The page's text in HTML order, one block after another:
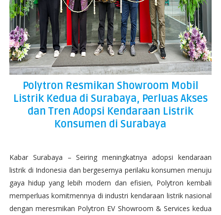
Polytron Resmikan Showroom Mobil
Listrik Kedua di Surabaya, Perluas Akses
dan Tren Adopsi Kendaraan Listrik
Konsumen di Surabaya
Kabar Surabaya – Seiring meningkatnya adopsi kendaraan
listrik di Indonesia dan bergesernya perilaku konsumen menuju
gaya hidup yang lebih modern dan efisien, Polytron kembali
memperluas komitmennya di industri kendaraan listrik nasional
dengan meresmikan Polytron EV Showroom & Services kedua